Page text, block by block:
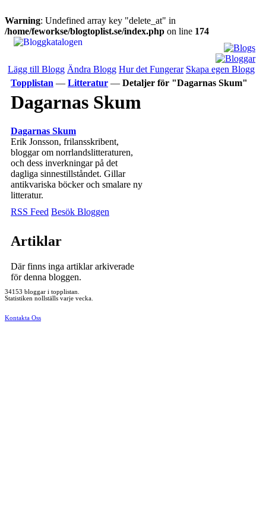
Warning: Undefined array key "delete_at" in
/home/feworkse/blogtoplist.se/index.php on line 174
Lägg till Blogg Ändra Blogg Hur det Fungerar Skapa egen Blogg
Topplistan — Litteratur — Detaljer för "Dagarnas Skum"
Dagarnas Skum
Dagarnas Skum
Erik Jonsson, frilansskribent,
bloggar om norrlandslitteraturen,
och dess inverkningar på det
dagliga sinnestillståndet. Gillar
antikvariska böcker och smalare ny
litteratur.
RSS Feed Besök Bloggen
Artiklar
Där finns inga artiklar arkiverade
för denna bloggen.
34153 bloggar i topplistan.
Statistiken nollställs varje vecka.
Kontakta Oss